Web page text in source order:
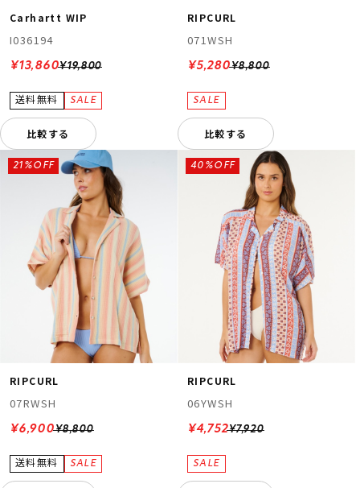
Carhartt WIP
I036194
¥19,800
¥13,860
比較する
RIPCURL
071WSH
¥8,800
¥5,280
比較する
RIPCURL
07RWSH
¥8,800
21%OFF
¥6,900
RIPCURL
06YWSH
¥7,920
40%OFF
¥4,752